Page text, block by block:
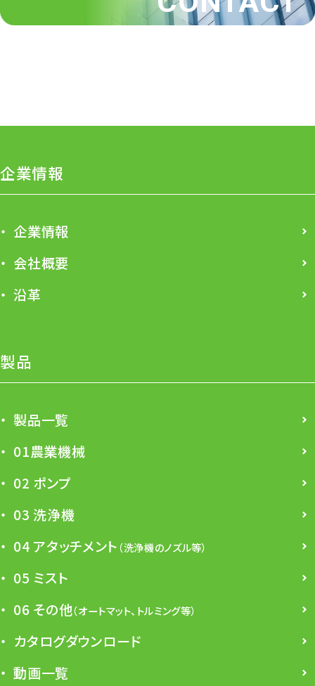
企業情報
企業情報
会社概要
沿革
製品
製品一覧
01農業機械
02 ポンプ
03 洗浄機
04 アタッチメント（洗浄機のノズル等）
05 ミスト
06 その他（オートマット、トルミング等）
カタログダウンロード
動画一覧